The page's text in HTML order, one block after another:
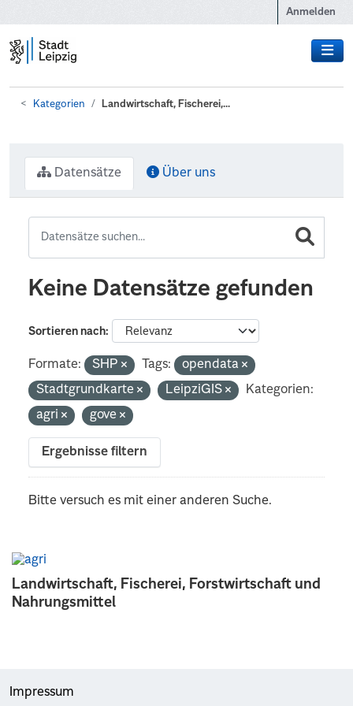
Anmelden
Kategorien Landwirtschaft, Fischerei,...
Landwirtschaft, Fischerei, Forstwirtschaft und
Nahrungsmittel
Datensätze Über uns
Keine Datensätze gefunden
Sortieren nach
Formate: SHP Tags:
opendata
Stadtgrundkarte
LeipziGIS
Kategorien:
agri
gove
Ergebnisse filtern
Bitte versuch es mit einer anderen Suche.
Impressum